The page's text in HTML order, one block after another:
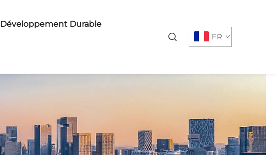
Développement Durable
FR